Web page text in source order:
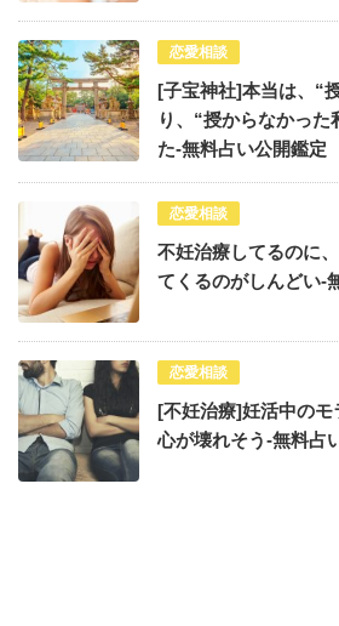
恋愛相談
[子宝神社]本当は、“
り、“授からなかった
た-無料占い公開鑑定
恋愛相談
不妊治療してるのに
てくるのがしんどい-
恋愛相談
[不妊治療]妊活中の
心が壊れそう-無料占